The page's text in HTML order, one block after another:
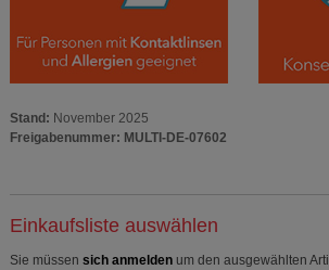
Stand: November 2025
Freigabenummer: MULTI-DE-07602
Einkaufsliste auswählen
Sie müssen sich anmelden um den ausgewählten